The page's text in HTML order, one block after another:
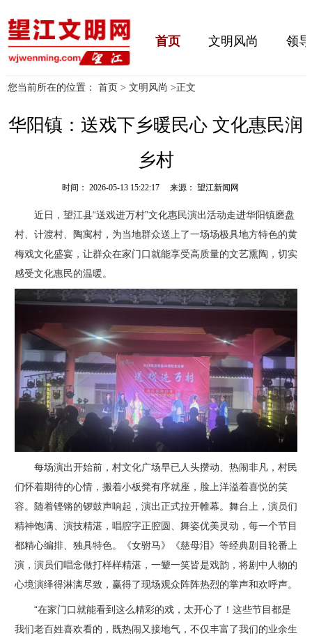
首页 文明风尚 领
您当前所在的位置： 首页 > 文明风尚 >正文
华阳镇：送戏下乡暖民心 文化惠民润
乡村
时间： 2026-05-13 15:22:17 来源： 望江新闻网
近日，望江县“送戏进万村”文化惠民演出活动走进华阳镇磨盘
村、计渡村、陶寓村，为当地群众送上了一场场极具地方特色的黄
梅戏文化盛宴，让群众在家门口就能享受高质量的文艺熏陶，切实
感受文化惠民的温暖。
每场演出开始前，村文化广场早已人头攒动、热闹非凡，村民
们怀着期待的心情，搬着小板凳有序就座，脸上洋溢着喜悦的笑
容。随着铿锵的锣鼓声响起，演出正式拉开帷幕。舞台上，演员们
精神饱满、演技精湛，唱腔字正腔圆、舞姿优美灵动，每一个节目
都精心编排、独具特色。《女驸马》《慈母泪》等经典剧目轮番上
演，演员们唱念做打样样精湛，一颦一笑皆是戏韵，将剧中人物的
心境演绎得淋漓尽致，赢得了现场观众阵阵热烈的掌声和欢呼声。
“在家门口就能看到这么精彩的戏，太开心了！这些节目都是
我们老百姓喜欢看的，既热闹又接地气，不仅丰富了我们的业余生